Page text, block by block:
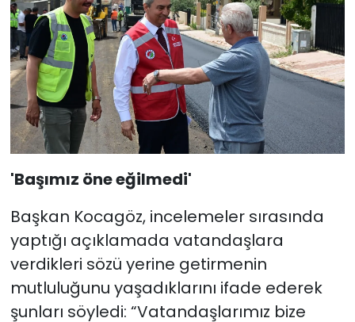
'Başımız öne eğilmedi'
Başkan Kocagöz, incelemeler sırasında
yaptığı açıklamada vatandaşlara
verdikleri sözü yerine getirmenin
mutluluğunu yaşadıklarını ifade ederek
şunları söyledi: “Vatandaşlarımız bize